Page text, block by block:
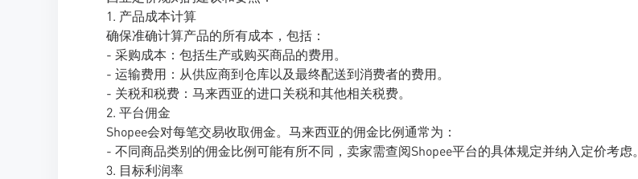
1. 产品成本计算
确保准确计算产品的所有成本，包括：
- 采购成本：包括生产或购买商品的费用。
- 运输费用：从供应商到仓库以及最终配送到消费者的费用。
- 关税和税费：马来西亚的进口关税和其他相关税费。
2. 平台佣金
Shopee会对每笔交易收取佣金。马来西亚的佣金比例通常为：
- 不同商品类别的佣金比例可能有所不同，卖家需查阅Shopee平台的具体规定并纳入定价考虑。
3. 目标利润率